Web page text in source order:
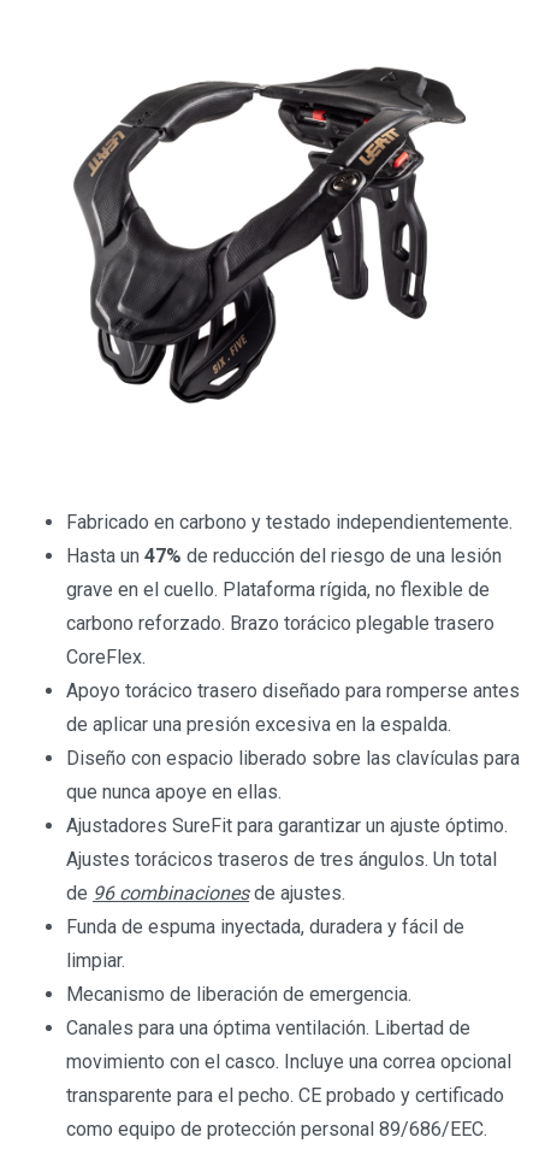
Fabricado en carbono y testado independientemente.
Hasta un 47% de reducción del riesgo de una lesión
grave en el cuello. Plataforma rígida, no flexible de
carbono reforzado. Brazo torácico plegable trasero
CoreFlex.
Apoyo torácico trasero diseñado para romperse antes
de aplicar una presión excesiva en la espalda.
Diseño con espacio liberado sobre las clavículas para
que nunca apoye en ellas.
Ajustadores SureFit para garantizar un ajuste óptimo.
Ajustes torácicos traseros de tres ángulos. Un total
de 96 combinacionesde ajustes.
Funda de espuma inyectada, duradera y fácil de
limpiar.
Mecanismo de liberación de emergencia.
Canales para una óptima ventilación. Libertad de
movimiento con el casco. Incluye una correa opcional
transparente para el pecho. CE probado y certificado
como equipo de protección personal 89/686/EEC.